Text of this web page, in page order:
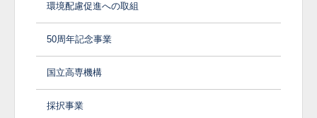
環境配慮促進への取組
50周年記念事業
国立高専機構
採択事業